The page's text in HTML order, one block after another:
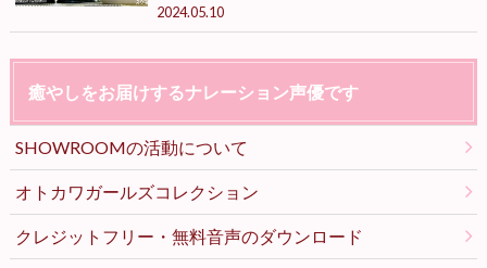
2024.05.10
癒やしをお届けするナレーション声優です
SHOWROOMの活動について
オトカワガールズコレクション
クレジットフリー・無料音声のダウンロード